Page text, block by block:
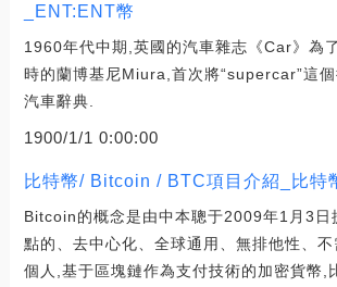
_ENT:ENT幣
1960年代中期,英國的汽車雜志《Car》為
時的蘭博基尼Miura,首次將“supercar”這
汽車辭典.
1900/1/1 0:00:00
比特幣/ Bitcoin / BTC項目介紹_比特
Bitcoin的概念是由中本聰于2009年1月3日
點的、去中心化、全球通用、無排他性、
個人,基于區塊鏈作為支付技術的加密貨幣,